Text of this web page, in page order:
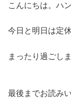
こんにちは。ハ
今日と明日は定
まったり過ごしま
最後までお読み